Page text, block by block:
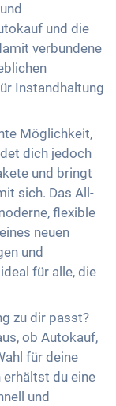
und die
verbundene
Instandhaltung
Möglichkeit,
dich jedoch
und bringt
sich. Das All-
flexible
neuen
und
für alle, die
zu dir passt?
ob Autokauf,
für deine
erhältst du eine
und